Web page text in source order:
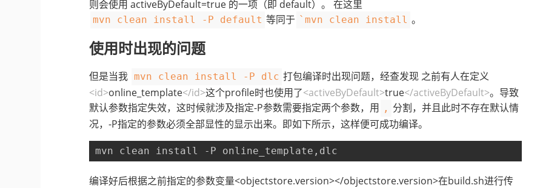
则会使用 activeByDefault=true 的一项（即 default）。 在这里
mvn clean install -P default 等同于 `mvn clean install 。
使用时出现的问题
但是当我 mvn clean install -P dlc 打包编译时出现问题，经查发现 之前有人在定义
<id>online_template</id>这个profile时也使用了<activeByDefault>true</activeByDefault>。导致
默认参数指定失效，这时候就涉及指定-P参数需要指定两个参数，用 , 分割，并且此时不存在默认情
况，-P指定的参数必须全部显性的显示出来。即如下所示，这样便可成功编译。
mvn clean install -P online_template,dlc
编译好后根据之前指定的参数变量<objectstore.version></objectstore.version>在build.sh进行传